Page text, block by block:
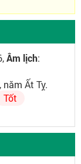
Âm lịch:
năm Ất Tỵ.
Tốt